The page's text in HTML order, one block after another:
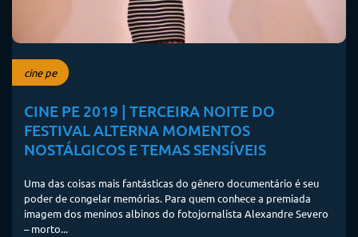
cine pe
CINE PE 2019 | TERCEIRA NOITE DO
FESTIVAL ALTERNA MOMENTOS
NOSTÁLGICOS E TEMAS SENSÍVEIS
Uma das coisas mais fantásticas do gênero documentário é seu
poder de congelar memórias. Para quem conhece a premiada
imagem dos meninos albinos do fotojornalista Alexandre Severo
– morto...